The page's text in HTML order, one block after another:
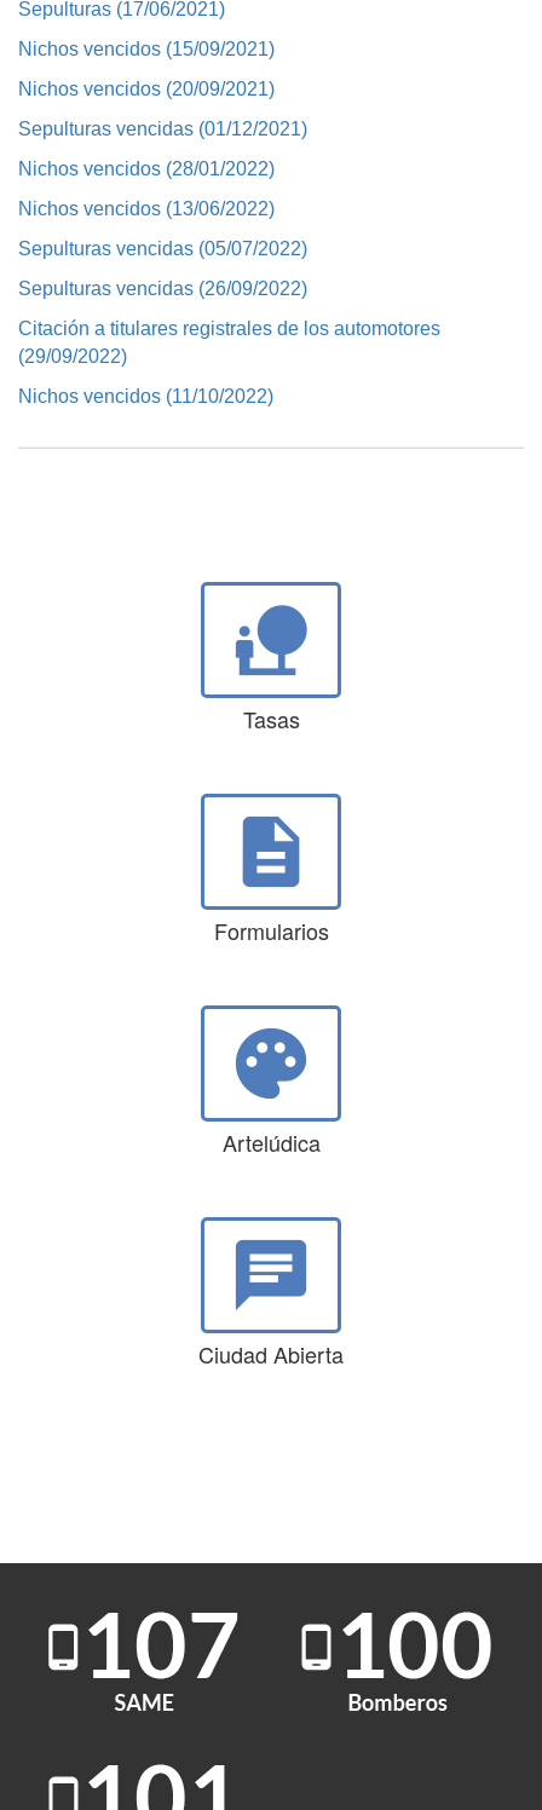
Sepulturas (17/06/2021)
Nichos vencidos (15/09/2021)
Nichos vencidos (20/09/2021)
Sepulturas vencidas (01/12/2021)
Nichos vencidos (28/01/2022)
Nichos vencidos (13/06/2022)
Sepulturas vencidas (05/07/2022)
Sepulturas vencidas (26/09/2022)
Citación a titulares registrales de los automotores
(29/09/2022)
Nichos vencidos (11/10/2022)
nature_people
Tasas
description
Formularios
palette
Artelúdica
chat
Ciudad Abierta